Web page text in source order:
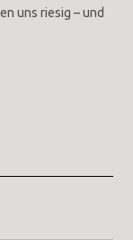
uns riesig – und